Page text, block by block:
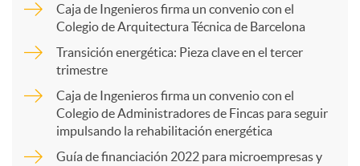
r
Caja de Ingenieros firma un convenio con el
Colegio de Arquitectura Técnica de Barcelona
Transición energética: Pieza clave en el tercer
trimestre
Caja de Ingenieros firma un convenio con el
Colegio de Administradores de Fincas para seguir
impulsando la rehabilitación energética
Guía de financiación 2022 para microempresas y